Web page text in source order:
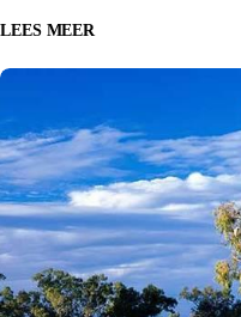
LEES MEER